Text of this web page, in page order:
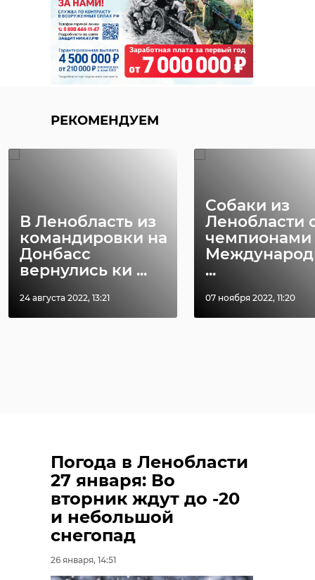
РЕКОМЕНДУЕМ
В Ленобласть из
командировки на
Донбасс
вернулись ки ...
24 августа 2022, 13:21
Собаки из
Ленобласти
чемпионами
...
07 ноября 2022, 11:20
Погода в Ленобласти
27 января: Во
вторник ждут до -20
и небольшой
снегопад
26 января, 14:51